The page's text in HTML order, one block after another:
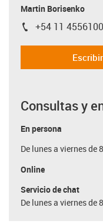
Martin Borisenko
igus-icon-phone
+54 11
Consultas y
En persona
De lunes a viernes de
Online
Servicio de chat
De lunes a viernes de